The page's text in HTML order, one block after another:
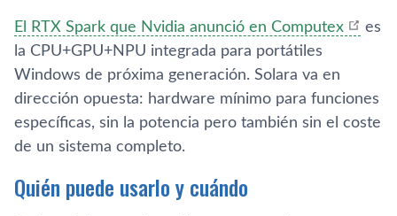
El RTX Spark que Nvidia anunció en Computex
es
la CPU+GPU+NPU integrada para portátiles
Windows de próxima generación. Solara va en
dirección opuesta: hardware mínimo para funciones
específicas, sin la potencia pero también sin el coste
de un sistema completo.
Quién puede usarlo y cuándo